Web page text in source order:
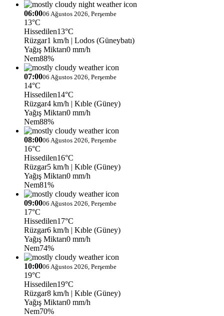
06:0006 Ağustos 2026, Perşembe
13°C
Hissedilen13°C
Rüzgar1 km/h | Lodos (Güneybatı)
Yağış Miktarı0 mm/h
Nem88%
07:0006 Ağustos 2026, Perşembe
14°C
Hissedilen14°C
Rüzgar4 km/h | Kıble (Güney)
Yağış Miktarı0 mm/h
Nem88%
08:0006 Ağustos 2026, Perşembe
16°C
Hissedilen16°C
Rüzgar5 km/h | Kıble (Güney)
Yağış Miktarı0 mm/h
Nem81%
09:0006 Ağustos 2026, Perşembe
17°C
Hissedilen17°C
Rüzgar6 km/h | Kıble (Güney)
Yağış Miktarı0 mm/h
Nem74%
10:0006 Ağustos 2026, Perşembe
19°C
Hissedilen19°C
Rüzgar8 km/h | Kıble (Güney)
Yağış Miktarı0 mm/h
Nem70%